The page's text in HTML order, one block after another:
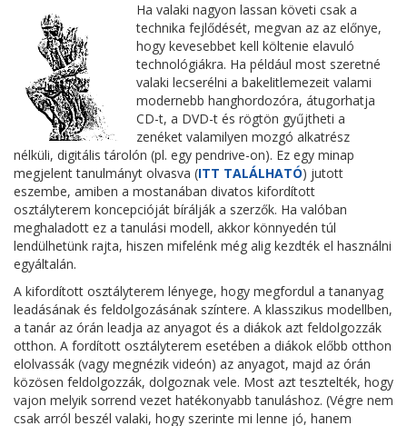
Ha valaki nagyon lassan követi csak a
technika fejlődését, megvan az az előnye,
hogy kevesebbet kell költenie elavuló
technológiákra. Ha például most szeretné
valaki lecserélni a bakelitlemezeit valami
modernebb hanghordozóra, átugorhatja
CD-t, a DVD-t és rögtön gyűjtheti a
zenéket valamilyen mozgó alkatrész
nélküli, digitális tárolón (pl. egy pendrive-on). Ez egy minap
megjelent tanulmányt olvasva (ITT TALÁLHATÓ) jutott
eszembe, amiben a mostanában divatos kifordított
osztályterem koncepcióját bírálják a szerzők. Ha valóban
meghaladott ez a tanulási modell, akkor könnyedén túl
lendülhetünk rajta, hiszen mifelénk még alig kezdték el használni
egyáltalán.
A kifordított osztályterem lényege, hogy megfordul a tananyag
leadásának és feldolgozásának színtere. A klasszikus modellben,
a tanár az órán leadja az anyagot és a diákok azt feldolgozzák
otthon. A fordított osztályterem esetében a diákok előbb otthon
elolvassák (vagy megnézik videón) az anyagot, majd az órán
közösen feldolgozzák, dolgoznak vele. Most azt tesztelték, hogy
vajon melyik sorrend vezet hatékonyabb tanuláshoz. (Végre nem
csak arról beszél valaki, hogy szerinte mi lenne jó, hanem